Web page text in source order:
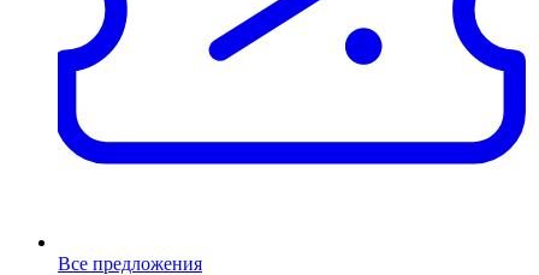
Все предложения